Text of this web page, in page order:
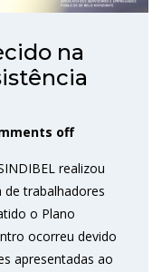
na
off
realizou
trabalhadores
o Plano
ocorreu devido
apresentadas ao